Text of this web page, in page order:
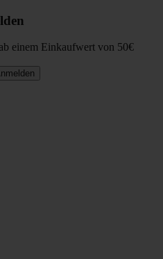
einem Einkaufwert von 50€